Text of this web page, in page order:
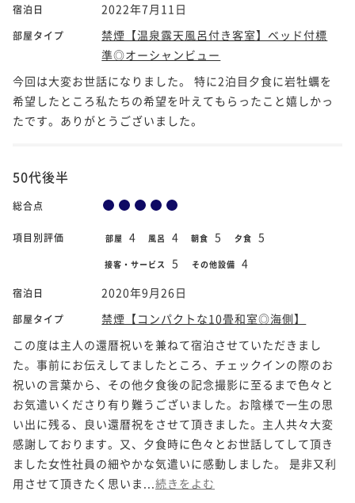
宿泊日 2022年7月11日
部屋タイプ
禁煙【温泉露天風呂付き客室】ベッド付標
準◎オーシャンビュー
今回は大変お世話になりました。 特に2泊目夕食に岩牡蠣を
希望したところ私たちの希望を叶えてもらったこと嬉しかっ
たです。ありがとうございました。
50代後半
総合点
項目別評価 部屋 4 風呂 4 朝食 5 夕食 5
接客・サービス 5 その他設備 4
宿泊日 2020年9月26日
部屋タイプ
禁煙【コンパクトな10畳和室◎海側】
この度は主人の還暦祝いを兼ねて宿泊させていただきまし
た。事前にお伝えしてましたところ、チェックインの際のお
祝いの言葉から、その他夕食後の記念撮影に至るまで色々と
お気遣いくださり有り難うございました。お陰様で一生の思
い出に残る、良い還暦祝をさせて頂きました。主人共々大変
感謝しております。又、夕食時に色々とお世話してして頂き
ました女性社員の細やかな気遣いに感動しました。 是非又利
用させて頂きたく思いま... 続きをよむ